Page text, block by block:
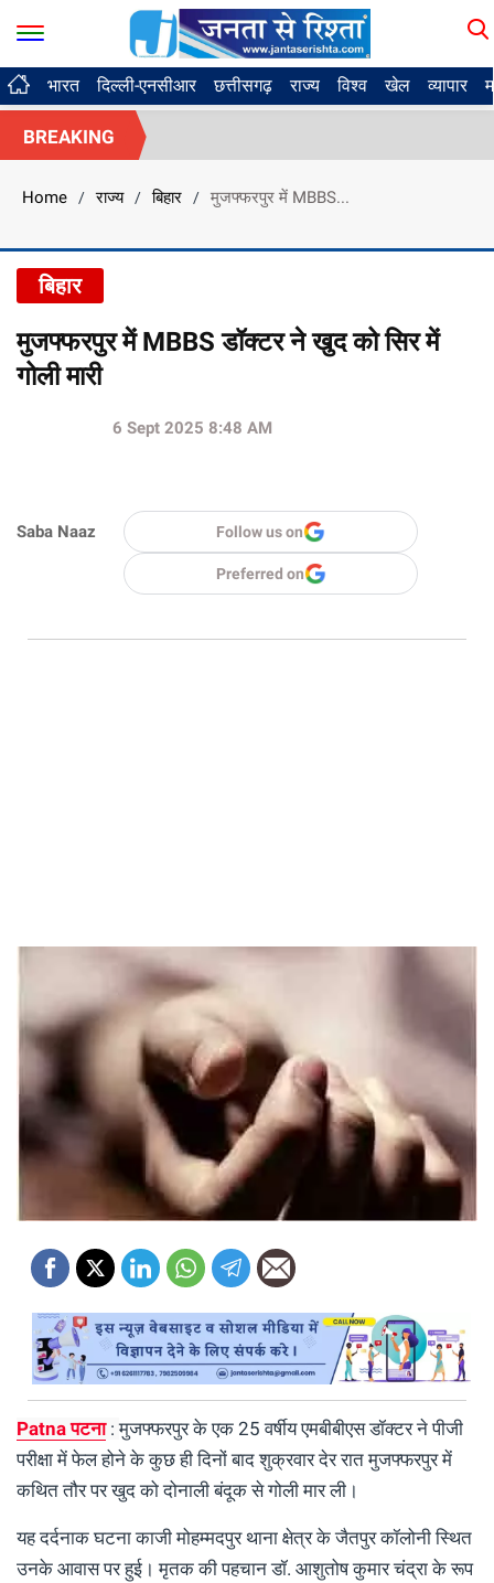
भारत दिल्ली-एनसीआर छत्तीसगढ़ राज्य विश्व खेल व्यापार
BREAKING
Home / राज्य / बिहार / मुजफ्फरपुर में MBBS...
बिहार
मुजफ्फरपुर में MBBS डॉक्टर ने खुद को सिर में
गोली मारी
Saba Naaz
6 Sept 2025 8:48 AM
Follow us on
Preferred on
Patna पटना:मुजफ्फरपुर के एक 25 वर्षीय एमबीबीएस डॉक्टर ने पीजी
परीक्षा में फेल होने के कुछ ही दिनों बाद शुक्रवार देर रात मुजफ्फरपुर में
कथित तौर पर खुद को दोनाली बंदूक से गोली मार ली।
यह दर्दनाक घटना काजी मोहम्मदपुर थाना क्षेत्र के जैतपुर कॉलोनी स्थित
उनके आवास पर हुई। मृतक की पहचान डॉ. आशुतोष कुमार चंद्रा के रूप